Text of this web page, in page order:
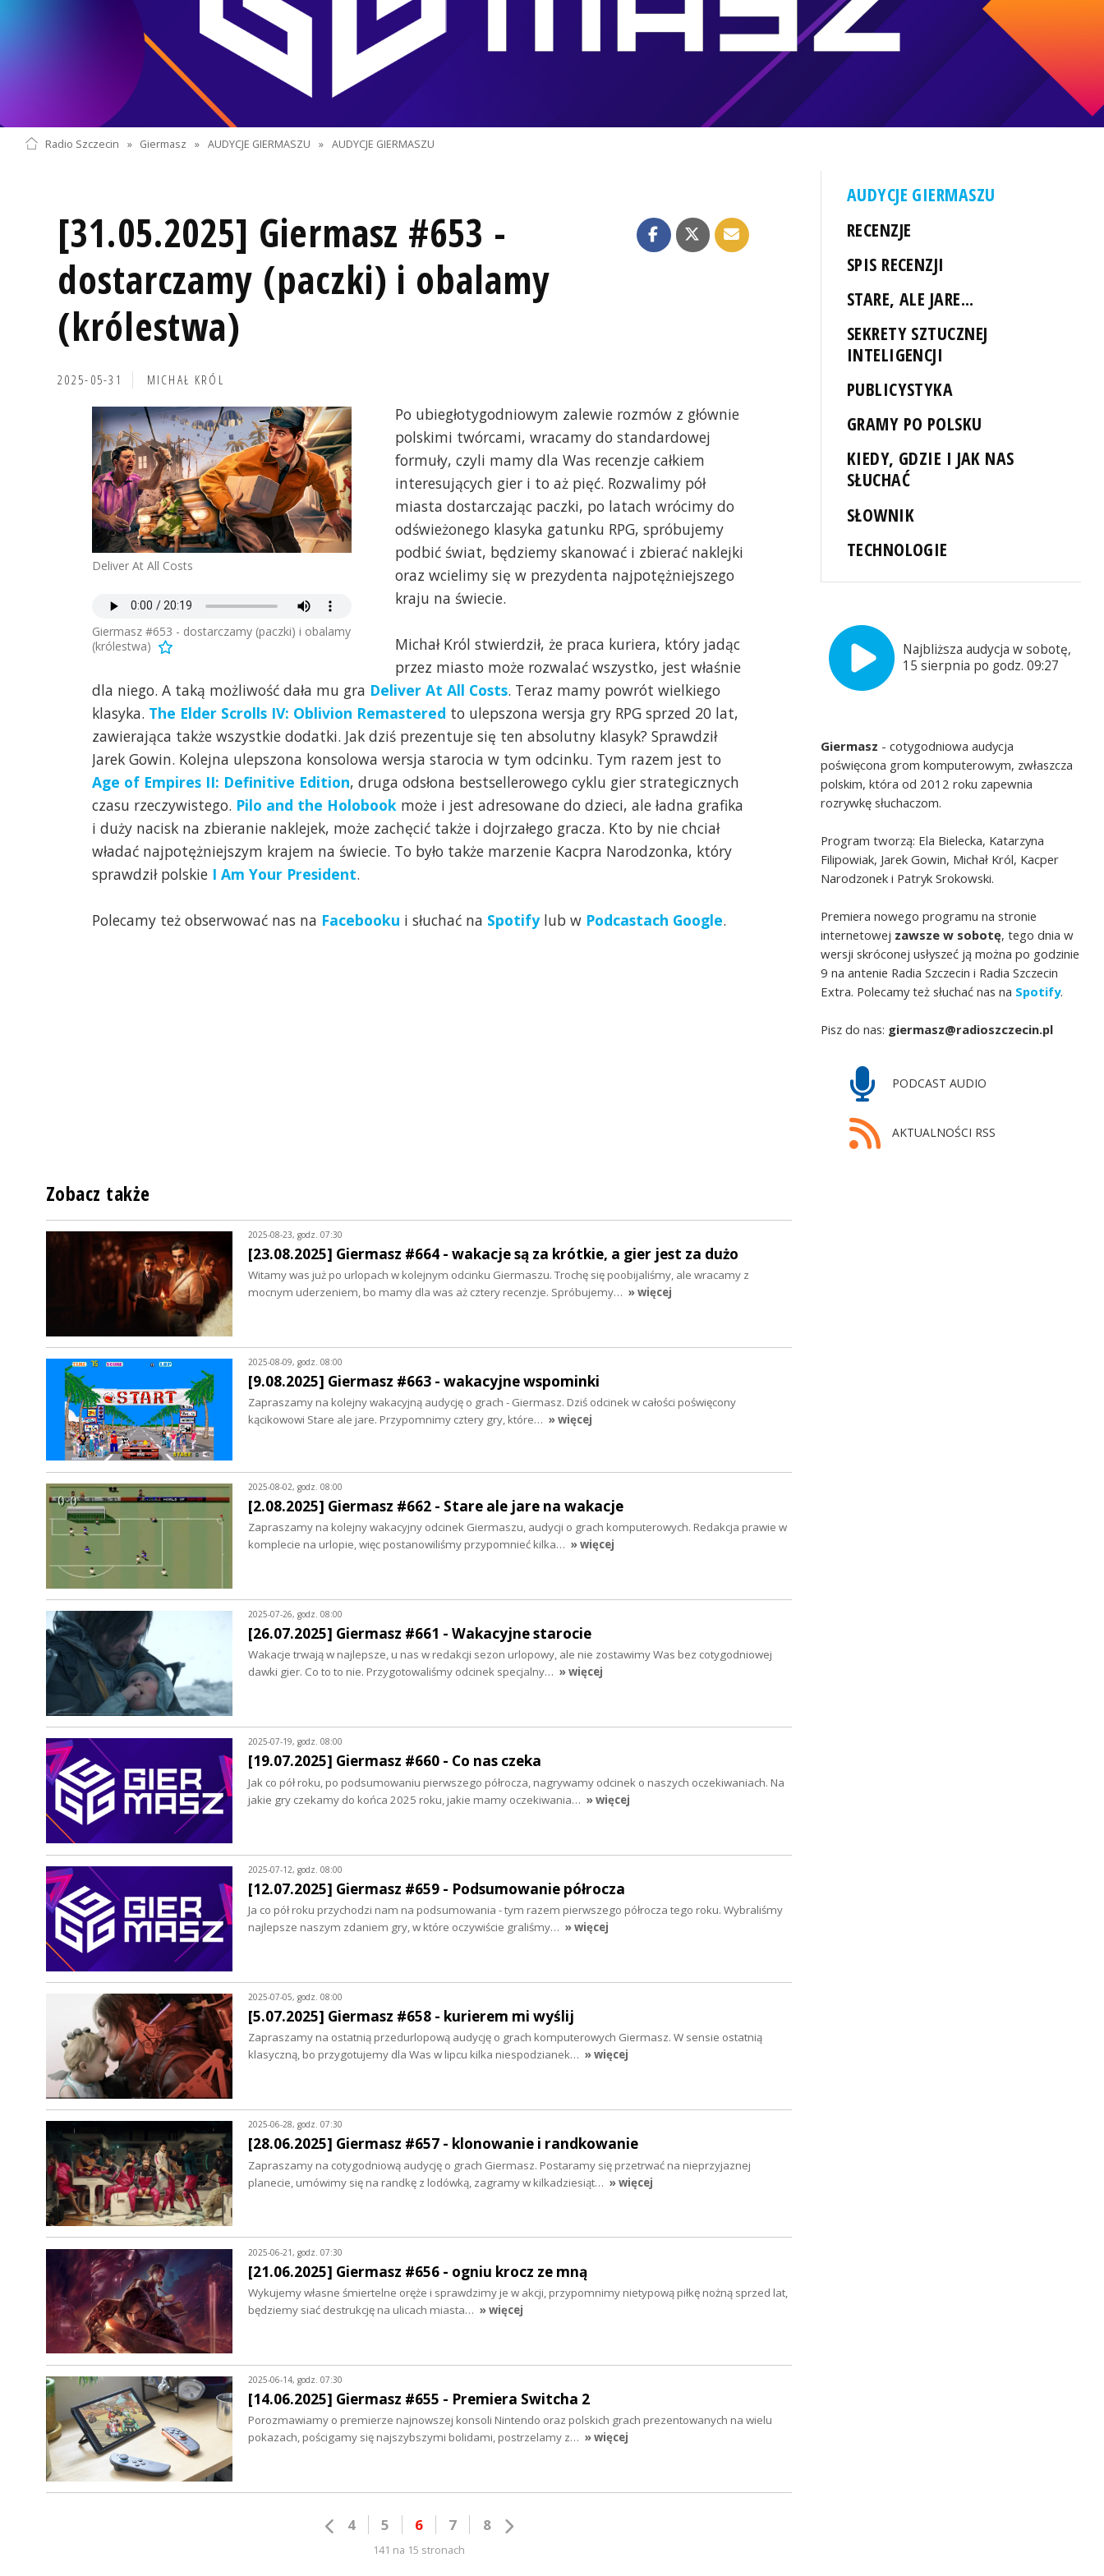
Radio Szczecin » Giermasz » AUDYCJE GIERMASZU » AUDYCJE GIERMASZU
[31.05.2025] Giermasz #653 -
dostarczamy (paczki) i obalamy
(królestwa)
2025-05-31 MICHAŁ KRÓL
Deliver At All Costs
Giermasz #653 - dostarczamy (paczki) i obalamy
(królestwa)
Po ubiegłotygodniowym zalewie rozmów z głównie
polskimi twórcami, wracamy do standardowej
formuły, czyli mamy dla Was recenzje całkiem
interesujących gier i to aż pięć. Rozwalimy pół
miasta dostarczając paczki, po latach wrócimy do
odświeżonego klasyka gatunku RPG, spróbujemy
podbić świat, będziemy skanować i zbierać naklejki
oraz wcielimy się w prezydenta najpotężniejszego
kraju na świecie.
Michał Król stwierdził, że praca kuriera, który jadąc
przez miasto może rozwalać wszystko, jest właśnie
dla niego. A taką możliwość dała mu gra Deliver At All Costs. Teraz mamy powrót wielkiego
klasyka. The Elder Scrolls IV: Oblivion Remastered to ulepszona wersja gry RPG sprzed 20 lat,
zawierająca także wszystkie dodatki. Jak dziś prezentuje się ten absolutny klasyk? Sprawdził
Jarek Gowin. Kolejna ulepszona konsolowa wersja starocia w tym odcinku. Tym razem jest to
Age of Empires II: Definitive Edition, druga odsłona bestsellerowego cyklu gier strategicznych
czasu rzeczywistego. Pilo and the Holobook może i jest adresowane do dzieci, ale ładna grafika
i duży nacisk na zbieranie naklejek, może zachęcić także i dojrzałego gracza. Kto by nie chciał
władać najpotężniejszym krajem na świecie. To było także marzenie Kacpra Narodzonka, który
sprawdził polskie I Am Your President.
Polecamy też obserwować nas na Facebooku i słuchać na Spotifylub w Podcastach Google.
AUDYCJE GIERMASZU
RECENZJE
SPIS RECENZJI
STARE, ALE JARE...
SEKRETY SZTUCZNEJ
INTELIGENCJI
PUBLICYSTYKA
GRAMY PO POLSKU
KIEDY, GDZIE I JAK NAS
SŁUCHAĆ
SŁOWNIK
TECHNOLOGIE
Najbliższa audycja w sobotę,
15 sierpnia po godz. 09:27
Giermasz - cotygodniowa audycja
poświęcona grom komputerowym, zwłaszcza
polskim, która od 2012 roku zapewnia
rozrywkę słuchaczom.
Program tworzą: Ela Bielecka, Katarzyna
Filipowiak, Jarek Gowin, Michał Król, Kacper
Narodzonek i Patryk Srokowski.
Premiera nowego programu na stronie
internetowej zawsze w sobotę, tego dnia w
wersji skróconej usłyszeć ją można po godzinie
9 na antenie Radia Szczecin i Radia Szczecin
Extra. Polecamy też słuchać nas na Spotify.
Pisz do nas: giermasz@radioszczecin.pl
PODCAST AUDIO
AKTUALNOŚCI RSS
Zobacz także
2025-08-23, godz. 07:30
[23.08.2025] Giermasz #664 - wakacje są za krótkie, a gier jest za dużo
Witamy was już po urlopach w kolejnym odcinku Giermaszu. Trochę się poobijaliśmy, ale wracamy z
mocnym uderzeniem, bo mamy dla was aż cztery recenzje. Spróbujemy… » więcej
2025-08-09, godz. 08:00
[9.08.2025] Giermasz #663 - wakacyjne wspominki
Zapraszamy na kolejny wakacyjną audycję o grach - Giermasz. Dziś odcinek w całości poświęcony
kącikowowi Stare ale jare. Przypomnimy cztery gry, które… » więcej
2025-08-02, godz. 08:00
[2.08.2025] Giermasz #662 - Stare ale jare na wakacje
Zapraszamy na kolejny wakacyjny odcinek Giermaszu, audycji o grach komputerowych. Redakcja prawie w
komplecie na urlopie, więc postanowiliśmy przypomnieć kilka… » więcej
2025-07-26, godz. 08:00
[26.07.2025] Giermasz #661 - Wakacyjne starocie
Wakacje trwają w najlepsze, u nas w redakcji sezon urlopowy, ale nie zostawimy Was bez cotygodniowej
dawki gier. Co to to nie. Przygotowaliśmy odcinek specjalny… » więcej
2025-07-19, godz. 08:00
[19.07.2025] Giermasz #660 - Co nas czeka
Jak co pół roku, po podsumowaniu pierwszego półrocza, nagrywamy odcinek o naszych oczekiwaniach. Na
jakie gry czekamy do końca 2025 roku, jakie mamy oczekiwania… » więcej
2025-07-12, godz. 08:00
[12.07.2025] Giermasz #659 - Podsumowanie półrocza
Ja co pół roku przychodzi nam na podsumowania - tym razem pierwszego półrocza tego roku. Wybraliśmy
najlepsze naszym zdaniem gry, w które oczywiście graliśmy… » więcej
2025-07-05, godz. 08:00
[5.07.2025] Giermasz #658 - kurierem mi wyślij
Zapraszamy na ostatnią przedurlopową audycję o grach komputerowych Giermasz. W sensie ostatnią
klasyczną, bo przygotujemy dla Was w lipcu kilka niespodzianek… » więcej
2025-06-28, godz. 07:30
[28.06.2025] Giermasz #657 - klonowanie i randkowanie
Zapraszamy na cotygodniową audycję o grach Giermasz. Postaramy się przetrwać na nieprzyjaznej
planecie, umówimy się na randkę z lodówką, zagramy w kilkadziesiąt… » więcej
2025-06-21, godz. 07:30
[21.06.2025] Giermasz #656 - ogniu krocz ze mną
Wykujemy własne śmiertelne oręże i sprawdzimy je w akcji, przypomnimy nietypową piłkę nożną sprzed lat,
będziemy siać destrukcję na ulicach miasta… » więcej
2025-06-14, godz. 07:30
[14.06.2025] Giermasz #655 - Premiera Switcha 2
Porozmawiamy o premierze najnowszej konsoli Nintendo oraz polskich grach prezentowanych na wielu
pokazach, pościgamy się najszybszymi bolidami, postrzelamy z… » więcej
4 5 6 7 8
141 na 15 stronach